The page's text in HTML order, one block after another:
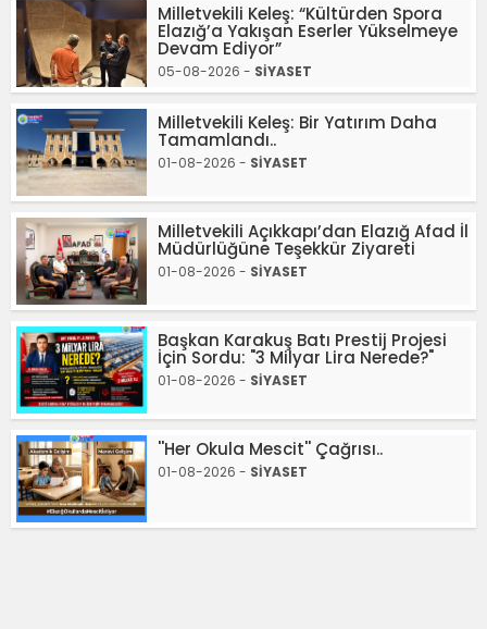
Milletvekili Keleş: “Kültürden Spora
Elazığ’a Yakışan Eserler Yükselmeye
Devam Ediyor”
05-08-2026 - SİYASET
Milletvekili Keleş: Bir Yatırım Daha
Tamamlandı..
01-08-2026 - SİYASET
Milletvekili Açıkkapı’dan Elazığ Afad İl
Müdürlüğüne Teşekkür Ziyareti
01-08-2026 - SİYASET
Başkan Karakuş Batı Prestij Projesi
İçin Sordu: "3 Milyar Lira Nerede?"
01-08-2026 - SİYASET
''Her Okula Mescit'' Çağrısı..
01-08-2026 - SİYASET